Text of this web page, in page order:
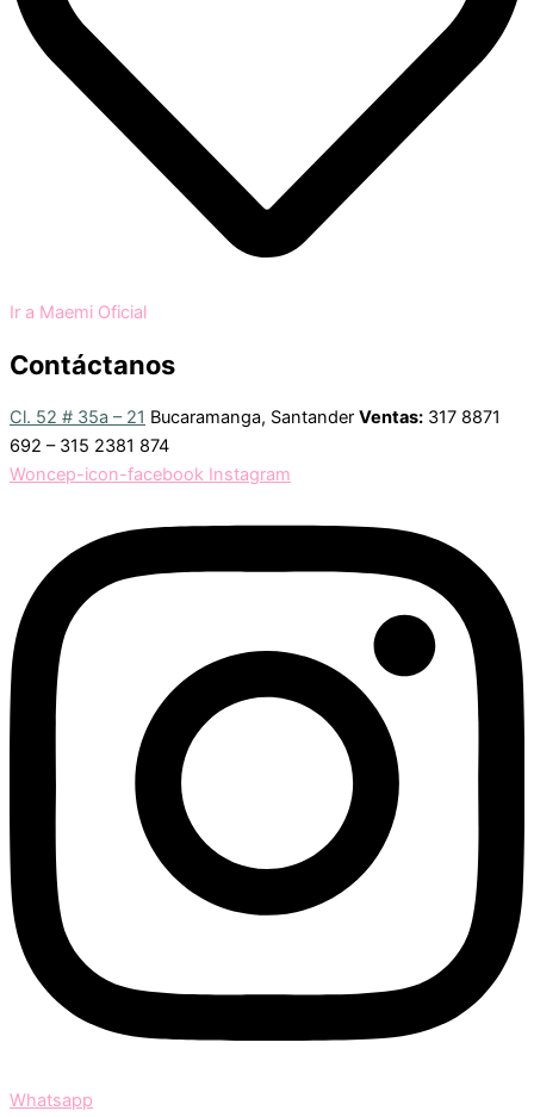
Ir a Maemi Oficial
Contáctanos
Cl. 52 # 35a – 21 Bucaramanga, Santander Ventas: 317 8871
692 – 315 2381 874
Woncep-icon-facebook Instagram
Whatsapp